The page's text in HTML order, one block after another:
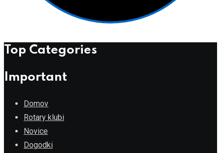
Top Categories
Important
Domov
Rotary klubi
Novice
Dogodki